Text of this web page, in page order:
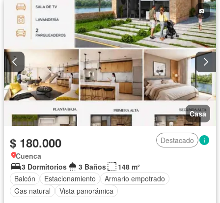
Casa
$ 180.000
Destacado
Cuenca
3 Dormitorios
3 Baños
148 m²
Balcón
Estacionamiento
Armario empotrado
Gas natural
Vista panorámica